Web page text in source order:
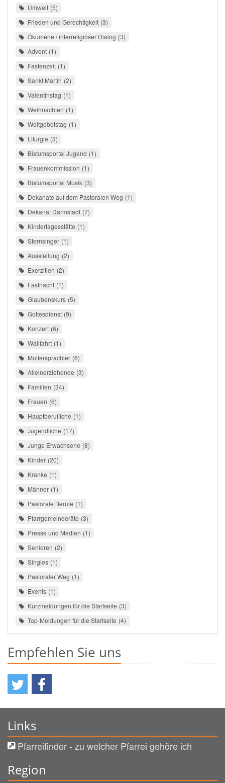
Umwelt 5
Frieden und Gerechtigkeit 3
Ökumene / interreligiöser Dialog 3
Advent 1
Fastenzeit 1
Sankt Martin 2
Valentinstag 1
Weihnachten 1
Weltgebetstag 1
Liturgie 3
Bistumsportal Jugend 1
Frauenkommission 1
Bistumsportal Musik 3
Dekanate auf dem Pastoralen Weg 1
Dekanat Darmstadt 7
Kindertagesstätte 1
Sternsinger 1
Ausstellung 2
Exerzitien 2
Fastnacht 1
Glaubenskurs 5
Gottesdienst 9
Konzert 6
Wallfahrt 1
Muttersprachler 6
Alleinerziehende 3
Familien 34
Frauen 6
Hauptberufliche 1
Jugendliche 17
Junge Erwachsene 8
Kinder 20
Kranke 1
Männer 1
Pastorale Berufe 1
Pfarrgemeinderäte 3
Presse und Medien 1
Senioren 2
Singles 1
Pastoraler Weg 1
Events 1
Kurzmeldungen für die Startseite 3
Top-Meldungen für die Startseite 4
Empfehlen Sie uns
Links
Pfarreifinder - zu welcher Pfarrei gehöre ich
Region